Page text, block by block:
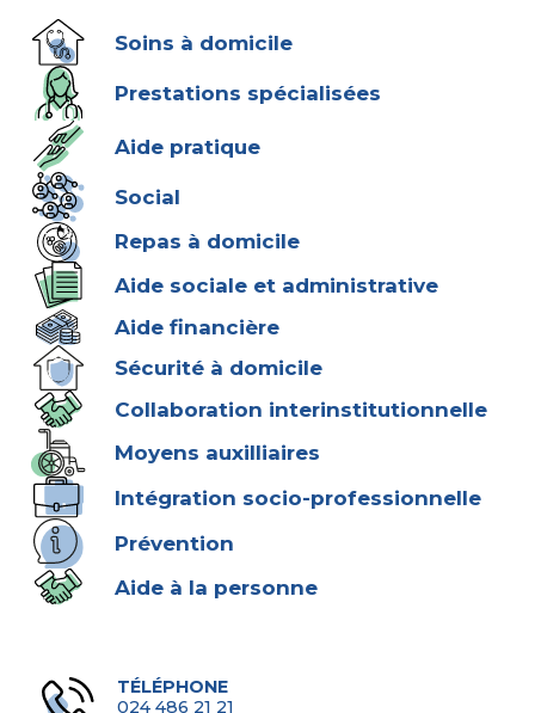
Soins à domicile
Prestations spécialisées
Aide pratique
Social
Repas à domicile
Aide sociale et administrative
Aide financière
Sécurité à domicile
Collaboration interinstitutionnelle
Moyens auxilliaires
Intégration socio-professionnelle
Prévention
Aide à la personne
TÉLÉPHONE
024 486 21 21